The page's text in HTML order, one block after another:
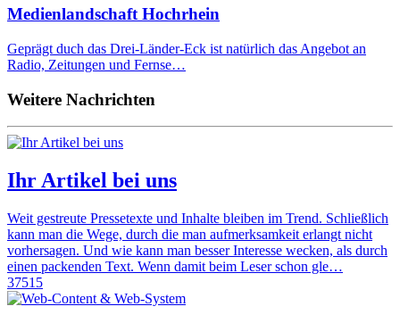
Medienlandschaft Hochrhein
Geprägt duch das Drei-Länder-Eck ist natürlich das Angebot an
Radio, Zeitungen und Fernse…
Weitere Nachrichten
Ihr Artikel bei uns
Weit gestreute Pressetexte und Inhalte bleiben im Trend. Schließlich
kann man die Wege, durch die man aufmerksamkeit erlangt nicht
vorhersagen. Und wie kann man besser Interesse wecken, als durch
einen packenden Text. Wenn damit beim Leser schon gle…
37515